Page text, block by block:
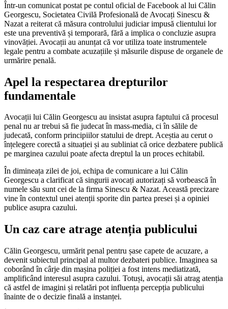
Într-un comunicat postat pe contul oficial de Facebook al lui Călin
Georgescu, Societatea Civilă Profesională de Avocați Sinescu &
Nazat a reiterat că măsura controlului judiciar impusă clientului lor
este una preventivă și temporară, fără a implica o concluzie asupra
vinovăției. Avocații au anunțat că vor utiliza toate instrumentele
legale pentru a combate acuzațiile și măsurile dispuse de organele de
urmărire penală.
Apel la respectarea drepturilor
fundamentale
Avocații lui Călin Georgescu au insistat asupra faptului că procesul
penal nu ar trebui să fie judecat în mass-media, ci în sălile de
judecată, conform principiilor statului de drept. Aceștia au cerut o
înțelegere corectă a situației și au subliniat că orice dezbatere publică
pe marginea cazului poate afecta dreptul la un proces echitabil.
În dimineața zilei de joi, echipa de comunicare a lui Călin
Georgescu a clarificat că singurii avocați autorizați să vorbească în
numele său sunt cei de la firma Sinescu & Nazat. Această precizare
vine în contextul unei atenții sporite din partea presei și a opiniei
publice asupra cazului.
Un caz care atrage atenția publicului
Călin Georgescu, urmărit penal pentru șase capete de acuzare, a
devenit subiectul principal al multor dezbateri publice. Imaginea sa
coborând în cârje din mașina poliției a fost intens mediatizată,
amplificând interesul asupra cazului. Totuși, avocații săi atrag atenția
că astfel de imagini și relatări pot influența percepția publicului
înainte de o decizie finală a instanței.